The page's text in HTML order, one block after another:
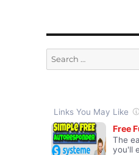
Search
for: